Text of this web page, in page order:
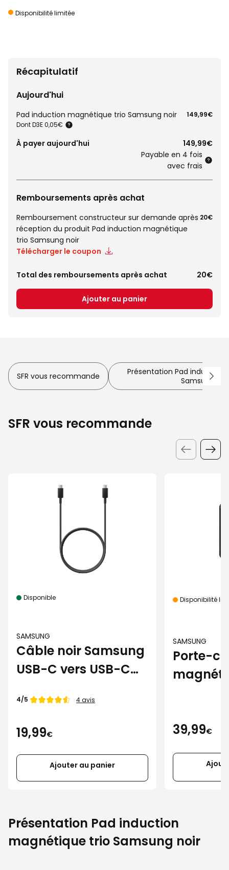
Disponibilité limitée
Récapitulatif
Aujourd'hui
Pad induction magnétique trio Samsung noir
Dont D3E 0,05€
149,99€
À payer aujourd'hui
149,99€
Payable en 4 fois
avec frais
Remboursements après achat
Remboursement constructeur sur demande après
réception du produit Pad induction magnétique
trio Samsung noir
Télécharger le coupon
20€
Total des remboursements après achat 20€
Ajouter au panier
SFR vous recommande
Présentation Pad induction
Samsung
SFR vous recommande
Disponible
SAMSUNG
Câble noir Samsung
USB-C vers USB-C
Note de
4/5 4 avis
19,99€
Ajouter au panier
Disponibilité
SAMSUNG
Porte-
39,99€
Présentation Pad induction
magnétique trio Samsung noir